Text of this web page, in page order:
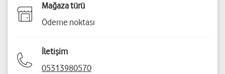
Mağaza türü
Ödeme noktası
İletişim
05313980570